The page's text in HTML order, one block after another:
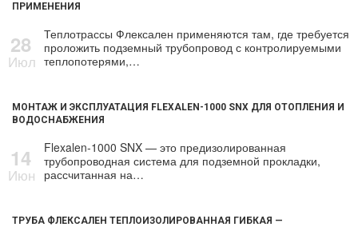
ПРИМЕНЕНИЯ
28
Июл
Теплотрассы Флексален применяются там, где требуется
проложить подземный трубопровод с контролируемыми
теплопотерями,…
МОНТАЖ И ЭКСПЛУАТАЦИЯ FLEXALEN-1000 SNX ДЛЯ ОТОПЛЕНИЯ И
ВОДОСНАБЖЕНИЯ
14
Июн
Flexalen-1000 SNX — это предизолированная
трубопроводная система для подземной прокладки,
рассчитанная на…
ТРУБА ФЛЕКСАЛЕН ТЕПЛОИЗОЛИРОВАННАЯ ГИБКАЯ —